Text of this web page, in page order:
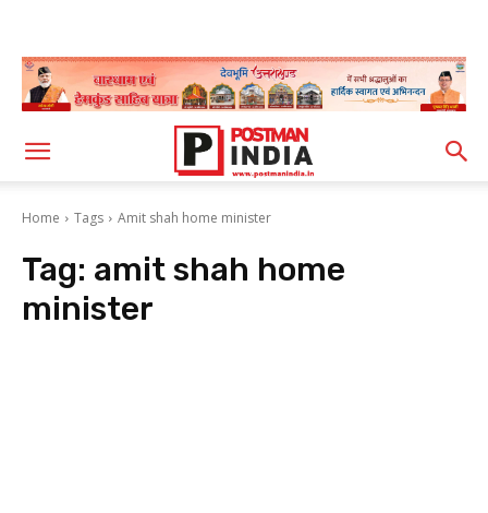
Home Tags Amit shah home minister
Tag: amit shah home
minister